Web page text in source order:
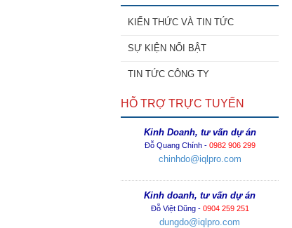
KIẾN THỨC VÀ TIN TỨC
SỰ KIỆN NỔI BẬT
TIN TỨC CÔNG TY
HỖ TRỢ TRỰC TUYẾN
Kinh Doanh, tư vấn dự án
Đỗ Quang Chính - 0982 906 299
chinhdo@iqlpro.com
Kinh doanh, tư vấn dự án
Đỗ Việt Dũng - 0904 259 251
dungdo@iqlpro.com